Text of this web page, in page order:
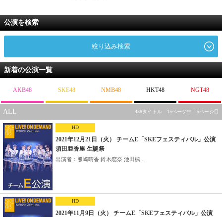
公演を検索
絞り込み検索
新着の公演一覧
AKB48 SKE48 NMB48 HKT48 NGT48
ALL 438タイトル 15ページ中 5ページ目
HD
2021年12月21日（火） チームE「SKEフェスティバル」公演
須田亜香里 生誕祭
出演者：熊崎晴香 鈴木恋奈 池田楓...
HD
2021年11月9日（火） チームE「SKEフェスティバル」公演